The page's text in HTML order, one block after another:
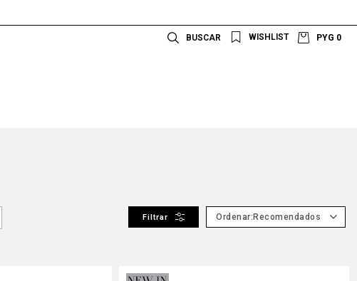
PYG 0
Recomendados